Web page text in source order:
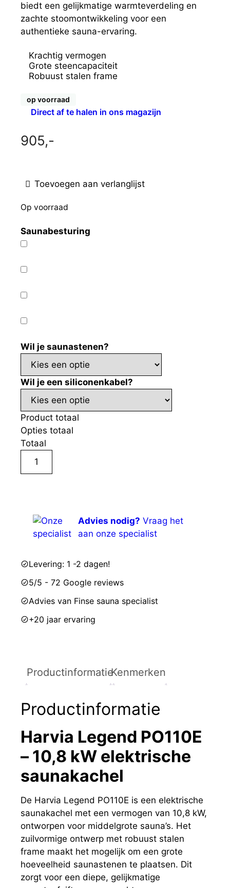
biedt een gelijkmatige warmteverdeling en
zachte stoomontwikkeling voor een
authentieke sauna-ervaring.
Krachtig vermogen
Grote steencapaciteit
Robuust stalen frame
op voorraad
Direct af te halen in ons magazijn
905,-
Op voorraad
Saunabesturing
Wil je saunastenen?
Wil je een siliconenkabel?
Product totaal
Opties totaal
Totaal
10.8
kW
Externe
besturing
aantal
Advies nodig? Vraag het
aan onze specialist
Levering: 1 -2 dagen!
5/5 - 72 Google reviews
Advies van Finse sauna specialist
+20 jaar ervaring
ProductinformatieKenmerken
Productinformatie
Harvia Legend PO110E
– 10,8 kW elektrische
saunakachel
De Harvia Legend PO110E is een elektrische
saunakachel met een vermogen van 10,8 kW,
ontworpen voor middelgrote sauna’s. Het
zuilvormige ontwerp met robuust stalen
frame maakt het mogelijk om een grote
hoeveelheid saunastenen te plaatsen. Dit
zorgt voor een diepe, gelijkmatige